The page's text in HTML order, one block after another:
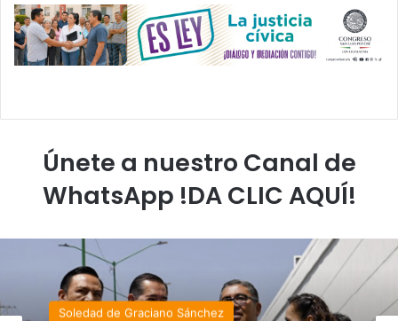
Únete a nuestro Canal de
WhatsApp !DA CLIC AQUÍ!
Soledad de Graciano Sánchez